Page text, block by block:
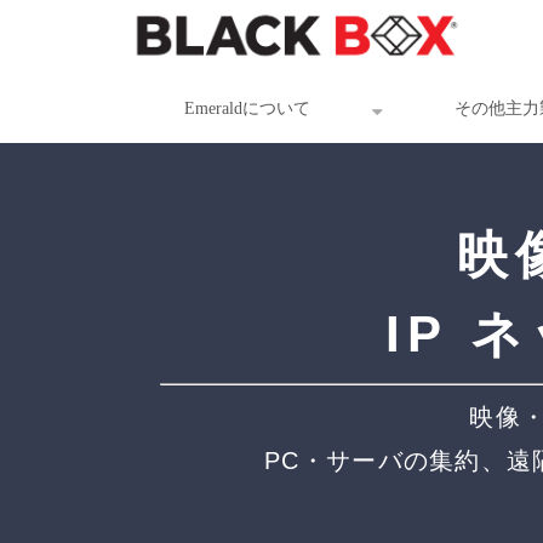
Emeraldについて その他主力
映
IP ネ
映像
PC・サーバの集約、